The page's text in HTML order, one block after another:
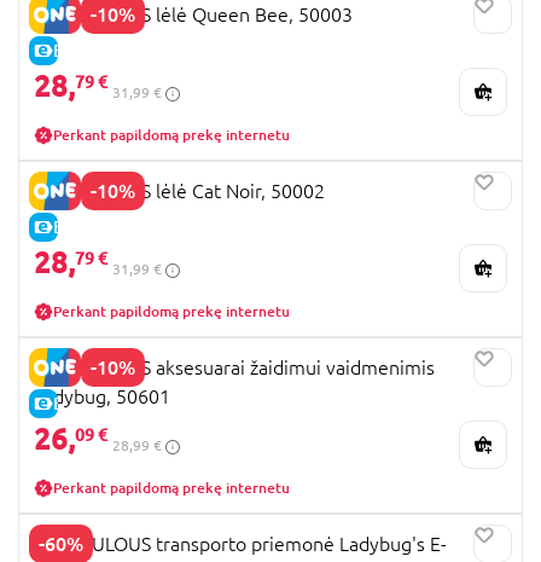
-10%
E-KAINA
MIRACULOUS lėlė Queen Bee, 50003
28,79 €
31,99 €
Perkant papildomą prekę internetu
-10%
E-KAINA
MIRACULOUS lėlė Cat Noir, 50002
28,79 €
31,99 €
Perkant papildomą prekę internetu
-10%
E-KAINA
MIRACULOUS aksesuarai žaidimui vaidmenimis
Ladybug, 50601
26,09 €
28,99 €
Perkant papildomą prekę internetu
-60%
MIRACULOUS transporto priemonė Ladybug's E-